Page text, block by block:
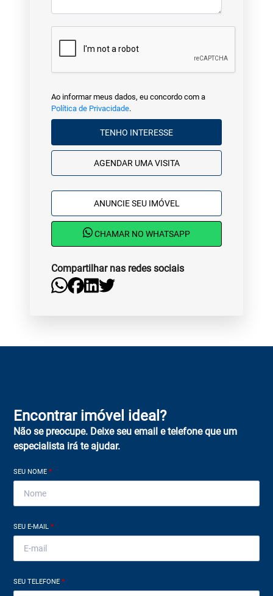
Ao informar meus dados, eu concordo com a
Política de Privacidade.
TENHO INTERESSE
AGENDAR UMA VISITA
ANUNCIE SEU IMÓVEL
CHAMAR NO WHATSAPP
Compartilhar nas redes sociais
Encontrar imóvel ideal?
Não se preocupe. Deixe seu email e telefone que um
especialista irá te ajudar.
SEU NOME*
SEU E-MAIL*
SEU TELEFONE*